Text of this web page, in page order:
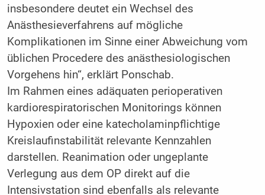
insbesondere deutet ein Wechsel des
Anästhesieverfahrens auf mögliche
Komplikationen im Sinne einer Abweichung vom
üblichen Procedere des anästhesiologischen
Vorgehens hin“, erklärt Ponschab.
Im Rahmen eines adäquaten perioperativen
kardiorespiratorischen Monitorings können
Hypoxien oder eine katecholaminpflichtige
Kreislaufinstabilität relevante Kennzahlen
darstellen. Reanimation oder ungeplante
Verlegung aus dem OP direkt auf die
Intensivstation sind ebenfalls als relevante